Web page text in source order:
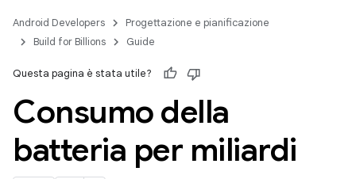
Android Developers
Progettazione e pianificazione
Build for Billions
Guide
Questa pagina è stata utile?
Consumo della
batteria per miliardi